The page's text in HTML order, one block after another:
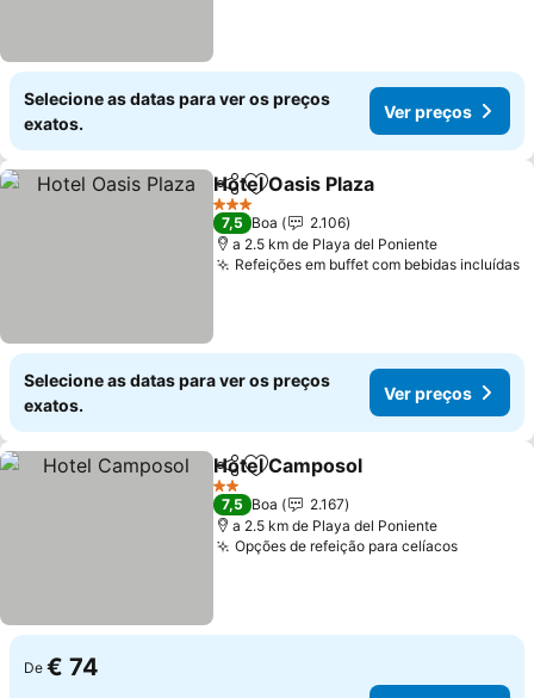
Selecione as datas para ver os preços
exatos.
Ver preços
PartilharAdicionar aos favoritos
Hotel Oasis Plaza
3 Estrelas
7,5 Boa
2.106
a 2.5 km de Playa del Poniente
Refeições em buffet com bebidas incluídas
Selecione as datas para ver os preços
exatos.
Ver preços
PartilharAdicionar aos favoritos
Hotel Camposol
2 Estrelas
7,5 Boa
2.167
a 2.5 km de Playa del Poniente
Opções de refeição para celíacos
De € 74